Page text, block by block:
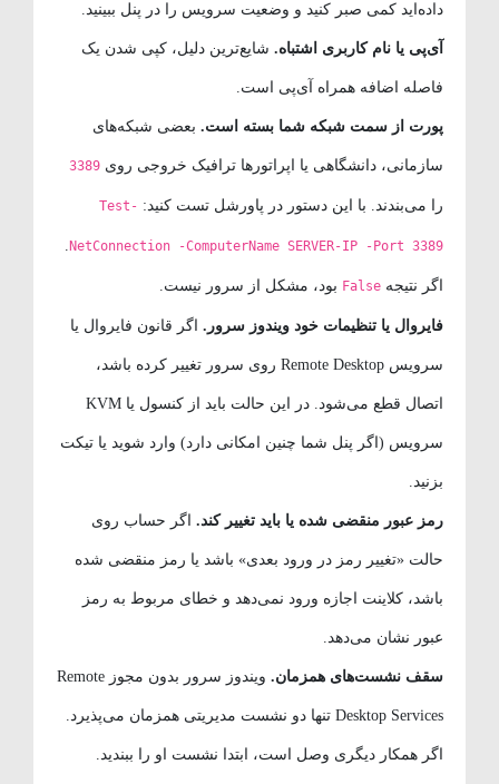
داده‌اید کمی صبر کنید و وضعیت سرویس را در پنل ببینید.
آی‌پی یا نام کاربری اشتباه.شایع‌ترین دلیل، کپی شدن یک
فاصله اضافه همراه آی‌پی است.
پورت از سمت شبکه شما بسته است.بعضی شبکه‌های
سازمانی، دانشگاهی یا اپراتورها ترافیک خروجی روی3389
را می‌بندند. با این دستور در پاورشل تست کنید:Test-
NetConnection -ComputerName SERVER-IP -Port 3389
.
اگر نتیجهFalseبود، مشکل از سرور نیست.
فایروال یا تنظیمات خود ویندوز سرور.اگر قانون فایروال یا
سرویس Remote Desktop روی سرور تغییر کرده باشد،
اتصال قطع می‌شود. در این حالت باید از کنسول یا KVM
سرویس (اگر پنل شما چنین امکانی دارد) وارد شوید یا تیکت
بزنید.
رمز عبور منقضی شده یا باید تغییر کند.اگر حساب روی
حالت «تغییر رمز در ورود بعدی» باشد یا رمز منقضی شده
باشد، کلاینت اجازه ورود نمی‌دهد و خطای مربوط به رمز
عبور نشان می‌دهد.
سقف نشست‌های همزمان. ویندوز سرور بدون مجوز Remote
Desktop Services تنها دو نشست مدیریتی همزمان می‌پذیرد.
اگر همکار دیگری وصل است، ابتدا نشست او را ببندید.